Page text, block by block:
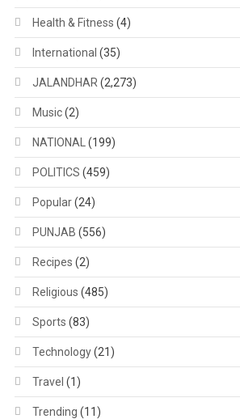
Health & Fitness (4)
International (35)
JALANDHAR (2,273)
Music(2)
NATIONAL (199)
POLITICS (459)
Popular(24)
PUNJAB (556)
Recipes (2)
Religious (485)
Sports (83)
Technology(21)
Travel (1)
Trending (11)